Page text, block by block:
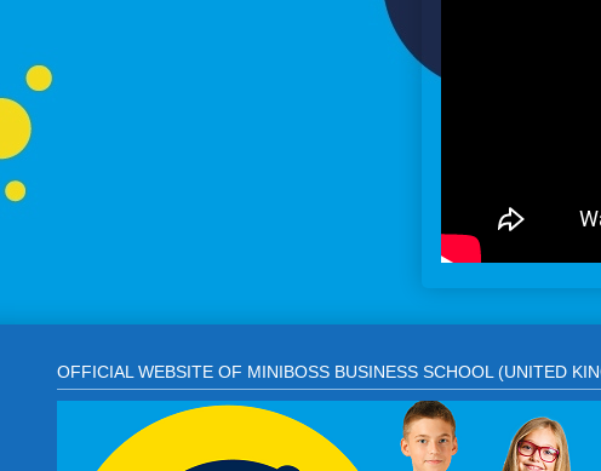
OFFICIAL WEBSITE OF MINIBOSS BUSINESS SCHOOL (UNITED